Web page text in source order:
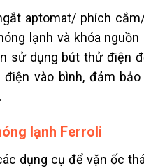
aptomat/ phích
lạnh và khóa
sử dụng bút thử điện
điện vào bình, đảm
lạnh Ferroli
dụng cụ để vặn ốc